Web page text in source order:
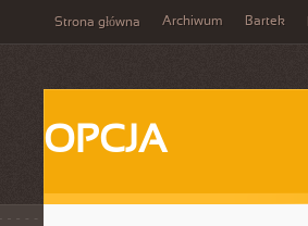
Strona główna Archiwum Bartek
OPCJA